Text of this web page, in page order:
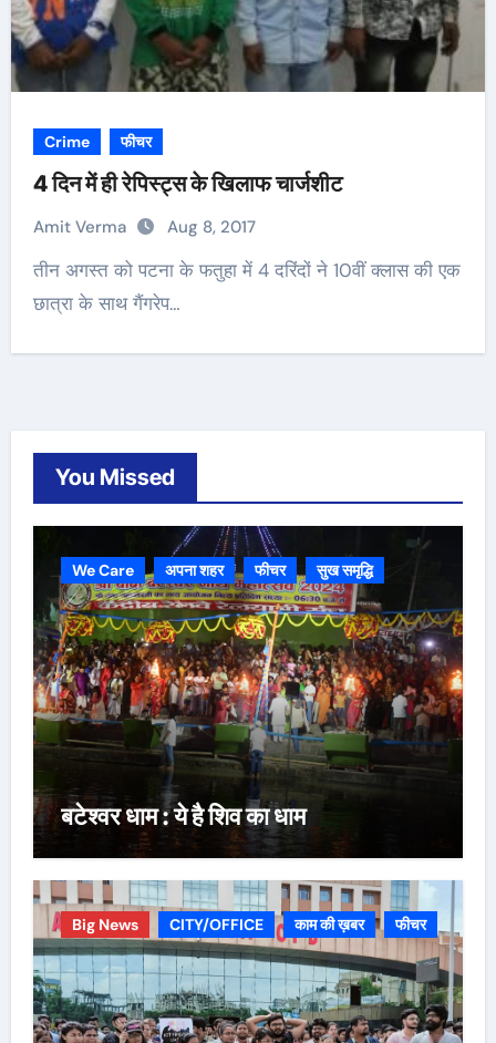
Crime फीचर
4 दिन में ही रेपिस्ट्स के खिलाफ चार्जशीट
Amit Verma Aug 8, 2017
तीन अगस्त को पटना के फतुहा में 4 दरिंदों ने 10वीं क्लास की एक
छात्रा के साथ गैंगरेप…
You Missed
We Care अपना शहर फीचर सुख समृद्धि
बटेश्वर धाम : ये है शिव का धाम
Big News CITY/OFFICE काम की ख़बर फीचर